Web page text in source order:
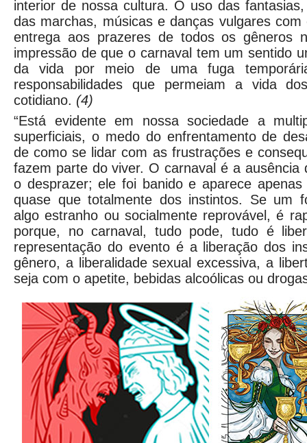
interior de nossa cultura. O uso das
das marchas, músicas e danças vulgares
entrega aos prazeres de todos os gêneros
impressão de que o carnaval tem um sentido
da vida por meio de uma fuga
responsabilidades que permeiam a vida
cotidiano. (4)
“Está evidente em nossa sociedade a
superficiais, o medo do enfrentamento de
de como se lidar com as frustrações e
fazem parte do viver. O carnaval é a ausência
o desprazer; ele foi banido e aparece
quase que totalmente dos instintos. Se um
algo estranho ou socialmente reprovável, é
porque, no carnaval, tudo pode, tudo é
representação do evento é a liberação dos
gênero, a liberalidade sexual excessiva, a
seja com o apetite, bebidas alcoólicas ou